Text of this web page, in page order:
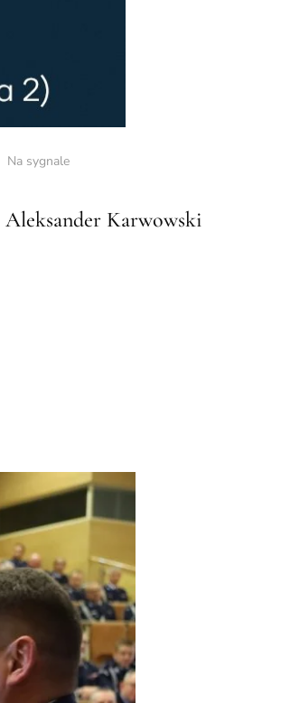
Na sygnale
Aleksander Karwowski